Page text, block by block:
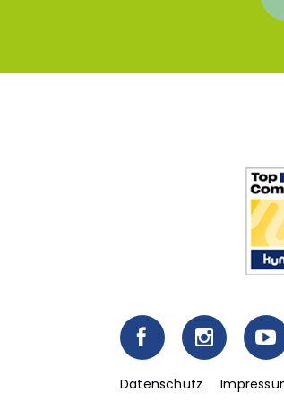
Datenschutz